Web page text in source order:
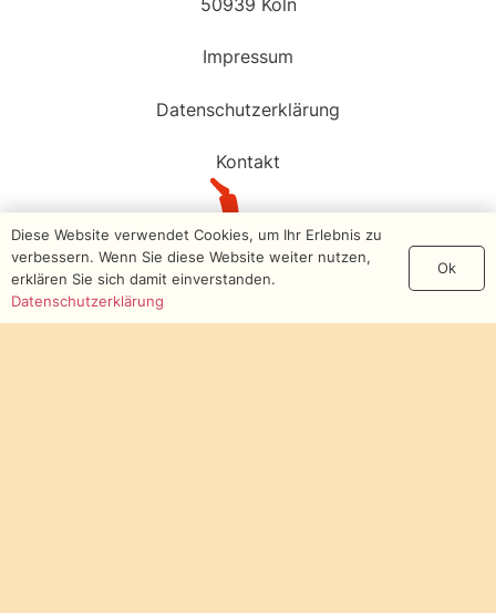
Impressum
Datenschutzerklärung
Kontakt
50939 Köln
Diese Website verwendet Cookies, um Ihr Erlebnis zu
verbessern. Wenn Sie diese Website weiter nutzen,
erklären Sie sich damit einverstanden.
Datenschutzerklärung
Ok